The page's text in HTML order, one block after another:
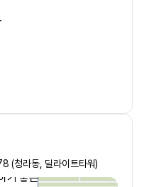
(청라동, 딜라이트타워)
인 분위
기 좋은